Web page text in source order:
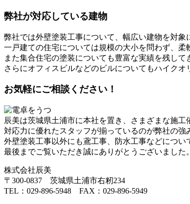
弊社が対応している建物
弊社では外壁塗装工事について、幅広い建物を対象
一戸建ての住宅については規模の大小を問わず、柔
また集合住宅の塗装についても豊富な実績を残し
さらにオフィスビルなどのビルについてもハイク
お気軽にご相談ください！
辰美は茨城県土浦市に本社を置き、さまざまな施工
対応力に優れたスタッフが揃っているのが弊社の
外壁塗装工事以外にも鳶工事、防水工事などにつ
最後までご覧いただき誠にありがとうございました。
株式会社辰美
〒300-0837 茨城県土浦市右籾234
TEL：029-896-5948 FAX：029-896-5949